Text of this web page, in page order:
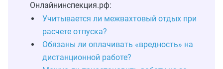
Онлайнинспекция.рф:
Учитывается ли межвахтовый отдых при
расчете отпуска?
Обязаны ли оплачивать «вредность» на
дистанционной работе?